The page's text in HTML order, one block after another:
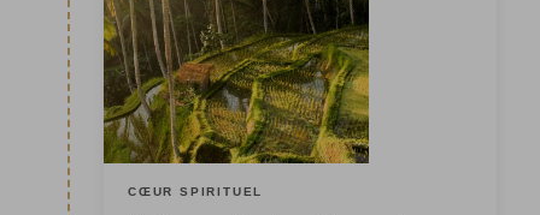
CŒUR SPIRITUEL